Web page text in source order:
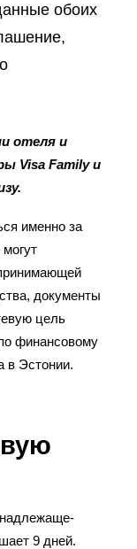
обоих
отеля и
Visa Family и
именно за
документы
цель
финансовому
в Эстонии.
9 дней.